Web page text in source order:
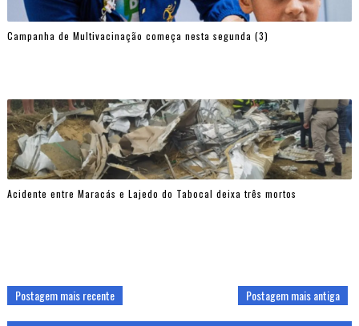
Campanha de Multivacinação começa nesta segunda (3)
Acidente entre Maracás e Lajedo do Tabocal deixa três mortos
Postagem mais recente Postagem mais antiga